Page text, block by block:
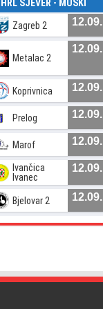
SJEVER - MUŠKI
Zagreb 2 12.09.
Metalac 2
12.09.
Koprivnica 12.09.
Prelog 12.09.
Marof 12.09.
Ivančica
Ivanec
12.09.
Bjelovar 2 12.09.